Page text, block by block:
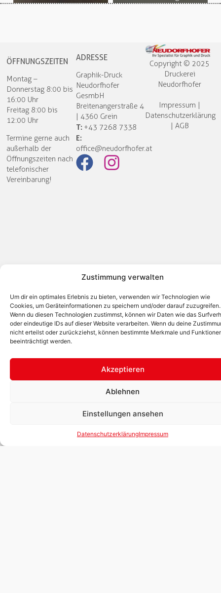
Zustimmung verwalten
Um dir ein optimales Erlebnis zu bieten, verwenden wir Technologien wie
Cookies, um Geräteinformationen zu speichern und/oder darauf zuzugreifen.
Wenn du diesen Technologien zustimmst, können wir Daten wie das
oder eindeutige IDs auf dieser Website verarbeiten. Wenn du deine
nicht erteilst oder zurückziehst, können bestimmte Merkmale und
beeinträchtigt werden.
Akzeptieren
Ablehnen
Einstellungen ansehen
DatenschutzerklärungImpressum
ÖFFNUNGSZEITEN
Montag –
Donnerstag 8:00 bis
16:00 Uhr
Freitag 8:00 bis
12:00 Uhr
Termine gerne auch
außerhalb der
Öffnungszeiten nach
telefonischer
Vereinbarung!
Copyright © 2025
Druckerei
Neudorfhofer​
Impressum |
Datenschutzerklärung
| AGB
ADRESSE
Graphik-Druck
Neudorfhofer
GesmbH
Breitenangerstraße 4
| 4360 Grein
T: +43 7268 7338
E:
office@neudorfhofer.at